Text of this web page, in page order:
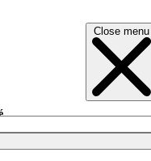
Close menu